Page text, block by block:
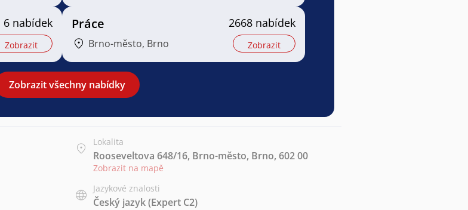
6 nabídek
Zobrazit
Práce
Brno-město, Brno
2668 nabídek
Zobrazit
Zobrazit všechny nabídky
Lokalita
Rooseveltova 648/16, Brno-město, Brno, 602 00
Zobrazit na mapě
Jazykové znalosti
Český jazyk(Expert C2)